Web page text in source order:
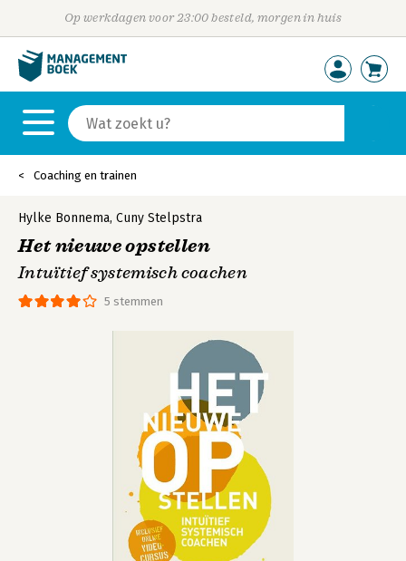
Op werkdagen voor 23:00 besteld, morgen in huis
Coaching en trainen
5 stemmen
Hylke Bonnema, Cuny Stelpstra
Het nieuwe opstellen
Intuïtief systemisch coachen